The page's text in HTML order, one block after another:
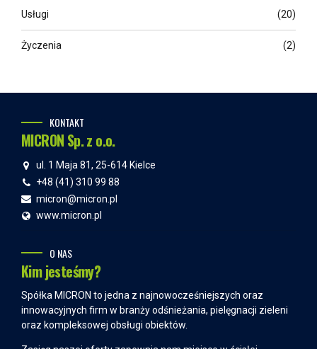
Usługi (20)
Życzenia (2)
KONTAKT
MICRON Sp. z o.o.
ul. 1 Maja 81, 25-614 Kielce
+48 (41) 310 99 88
micron@micron.pl
www.micron.pl
O NAS
Kim jesteśmy?
Spółka MICRON to jedna z najnowocześniejszych oraz
innowacyjnych firm w branży odśnieżania, pielęgnacji zieleni
oraz kompleksowej obsługi obiektów.